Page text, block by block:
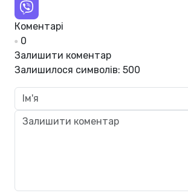
Коментарі
0
Залишити коментар
Залишилося символів: 500